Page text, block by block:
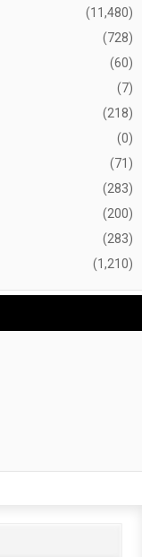
(11,480)
(728)
(60)
(7)
(218)
(0)
(71)
(283)
(200)
(283)
(1,210)